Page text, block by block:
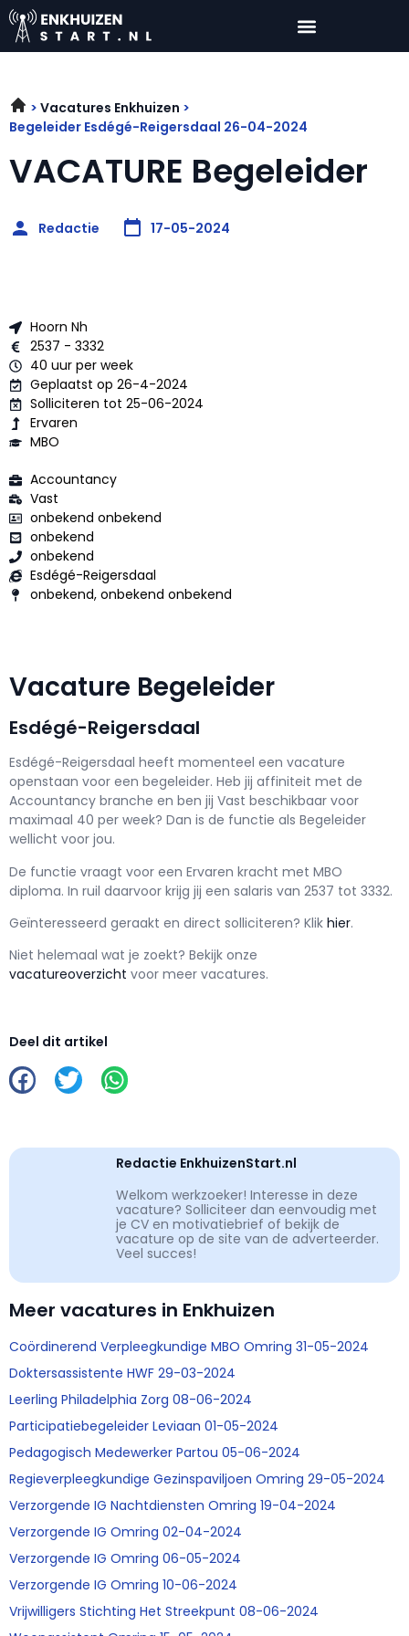
Vacatures Enkhuizen
Begeleider Esdégé-Reigersdaal 26-04-2024
VACATURE Begeleider
Redactie 17-05-2024
Hoorn Nh
2537 - 3332
40 uur per week
Geplaatst op 26-4-2024
Solliciteren tot 25-06-2024
Ervaren
MBO
Accountancy
Vast
onbekend onbekend
onbekend
onbekend
Esdégé-Reigersdaal
onbekend, onbekend onbekend
Vacature Begeleider
Esdégé-Reigersdaal
Esdégé-Reigersdaal heeft momenteel een vacature
openstaan voor een begeleider. Heb jij affiniteit met de
Accountancy branche en ben jij Vast beschikbaar voor
maximaal 40 per week? Dan is de functie als Begeleider
wellicht voor jou.
De functie vraagt voor een Ervaren kracht met MBO
diploma. In ruil daarvoor krijg jij een salaris van 2537 tot 3332.
Geïnteresseerd geraakt en direct solliciteren? Klik hier.
Niet helemaal wat je zoekt? Bekijk onze
vacatureoverzicht voor meer vacatures.
Deel dit artikel
Redactie EnkhuizenStart.nl
Welkom werkzoeker! Interesse in deze
vacature? Solliciteer dan eenvoudig met
je CV en motivatiebrief of bekijk de
vacature op de site van de adverteerder.
Veel succes!
Meer vacatures in Enkhuizen
Coördinerend Verpleegkundige MBO Omring 31-05-2024
Doktersassistente HWF 29-03-2024
Leerling Philadelphia Zorg 08-06-2024
Participatiebegeleider Leviaan 01-05-2024
Pedagogisch Medewerker Partou 05-06-2024
Regieverpleegkundige Gezinspaviljoen Omring 29-05-2024
Verzorgende IG Nachtdiensten Omring 19-04-2024
Verzorgende IG Omring 02-04-2024
Verzorgende IG Omring 06-05-2024
Verzorgende IG Omring 10-06-2024
Vrijwilligers Stichting Het Streekpunt 08-06-2024